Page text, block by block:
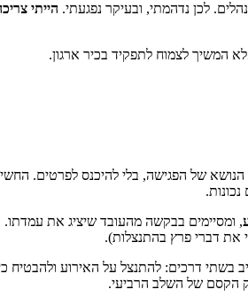
לכן נדהמתי, ובעיקר נפגעתי. הייתי
המשיך לצמוח לתפקיד בכיר ארגון.
הנושא של הפגישה, בלי להיכנס
, ומסיימים בבקשה מהעובד שיציג את
את דברי פרץ בהתנצלות).
בשתי דרכים: להתנצל על האירוע
הקסם של השלב הרביעי.